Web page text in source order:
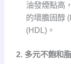
油發煙點高
的壞膽固醇
(HDL)。
2. 多元不飽和